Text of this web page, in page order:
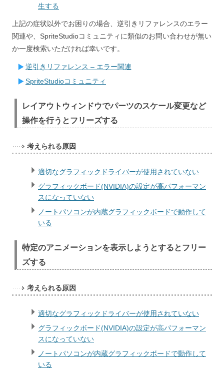
生する
上記の症状以外でお困りの場合、逆引きリファレンスのエラー
関連や、SpriteStudioコミュニティに類似のお問い合わせが無い
か一度検索いただければ幸いです。
逆引きリファレンス – エラー関連
SpriteStudioコミュニティ
レイアウトウィンドウでパーツのスケール変更など
操作を行うとフリーズする
考えられる原因
適切なグラフィックドライバーが使用されていない
グラフィックボード(NVIDIA)の設定が高パフォーマン
スになっていない
ノートパソコンが内蔵グラフィックボードで動作して
いる
特定のアニメーションを表示しようとするとフリー
ズする
考えられる原因
適切なグラフィックドライバーが使用されていない
グラフィックボード(NVIDIA)の設定が高パフォーマン
スになっていない
ノートパソコンが内蔵グラフィックボードで動作して
いる